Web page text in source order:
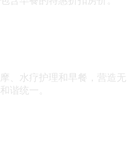
、水疗护理和早餐，营造无
谐统一。